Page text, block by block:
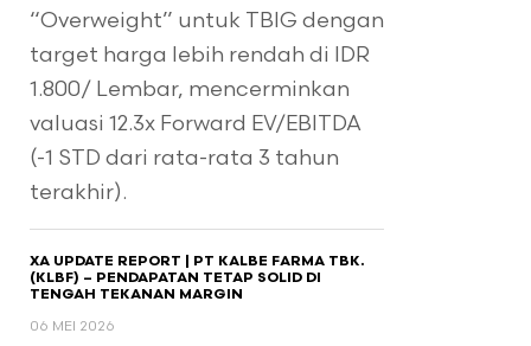
“Overweight” untuk TBIG dengan
target harga lebih rendah di IDR
1.800/ Lembar, mencerminkan
valuasi 12.3x Forward EV/EBITDA
(-1 STD dari rata-rata 3 tahun
terakhir).
XA UPDATE REPORT | PT KALBE FARMA TBK.
(KLBF) – PENDAPATAN TETAP SOLID DI
TENGAH TEKANAN MARGIN
06 MEI 2026